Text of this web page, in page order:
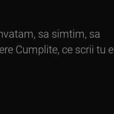
sa simtim, sa
Cumplite, ce scrii tu e